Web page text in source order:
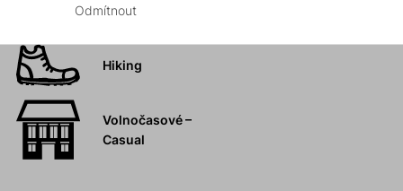
turistika
Hiking
Volnočasové –
Casual
Odmítnout